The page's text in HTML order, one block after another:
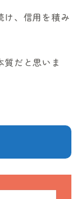
け、信用を積み
だと思いま